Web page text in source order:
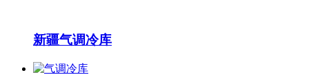
新疆气调冷库